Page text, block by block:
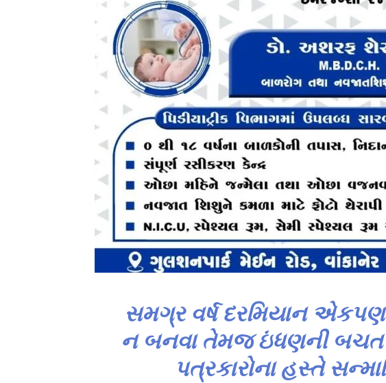
સમગ્ર વર્ષ દરમિયાન
ન બનવા તેમજ ઇંધણની બચત
પત્રકારોના હસ્તે